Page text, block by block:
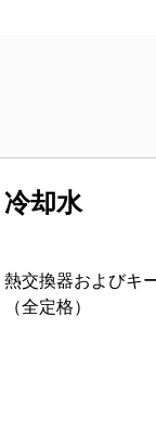
冷却水
熱交換器およびキ
（全定格）